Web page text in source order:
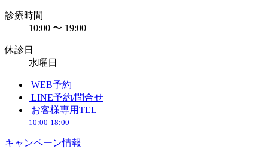
診療時間
10:00 〜 19:00
休診日
水曜日
WEB予約
LINE予約/問合せ
お客様専用TEL
10:00-18:00
キャンペーン情報